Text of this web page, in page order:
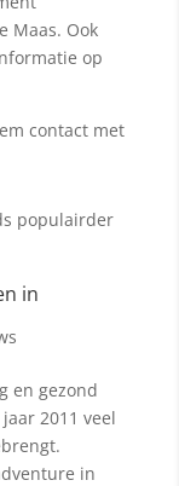
Maas. Ook
op
contact met
in
en gezond
2011 veel
in